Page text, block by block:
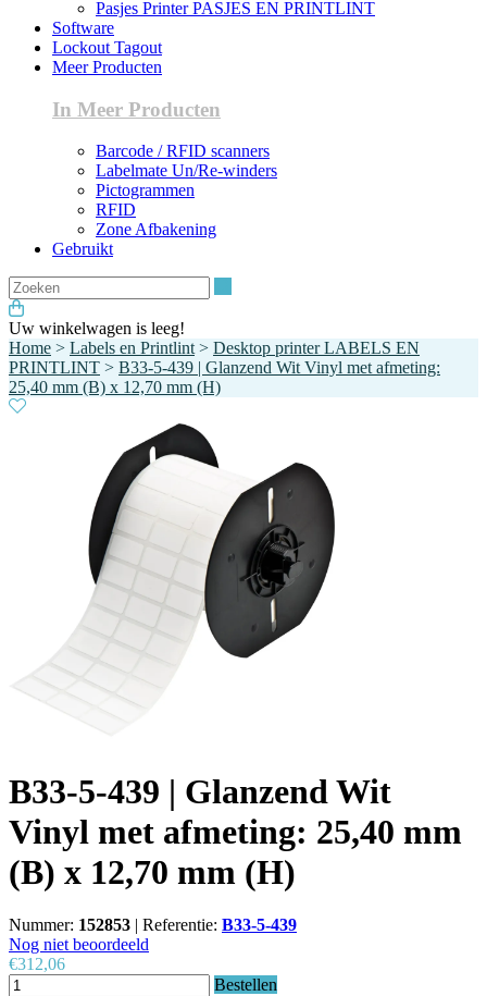
Pasjes Printer PASJES EN PRINTLINT
Software
Lockout Tagout
Meer Producten
In Meer Producten
Barcode / RFID scanners
Labelmate Un/Re-winders
Pictogrammen
RFID
Zone Afbakening
Gebruikt
Uw winkelwagen is leeg!
Home > Labels en Printlint > Desktop printer LABELS EN
PRINTLINT > B33-5-439 | Glanzend Wit Vinyl met afmeting:
25,40 mm (B) x 12,70 mm (H)
B33-5-439 | Glanzend Wit
Vinyl met afmeting: 25,40 mm
(B) x 12,70 mm (H)
Nummer: 152853 | Referentie: B33-5-439
Nog niet beoordeeld
€312,06
Bestellen